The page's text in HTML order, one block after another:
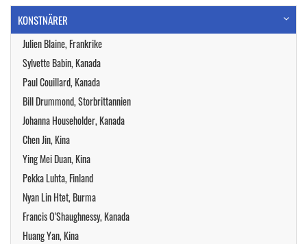
KONSTNÄRER
Julien Blaine, Frankrike
Sylvette Babin, Kanada
Paul Couillard, Kanada
Bill Drummond, Storbrittannien
Johanna Householder, Kanada
Chen Jin, Kina
Ying Mei Duan, Kina
Pekka Luhta, Finland
Nyan Lin Htet, Burma
Francis O'Shaughnessy, Kanada
Huang Yan, Kina